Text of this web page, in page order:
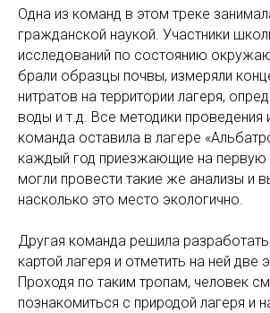
Одна из команд в этом треке
гражданской наукой. Участники
исследований по состоянию
брали образцы почвы, измеряли
нитратов на территории лагеря,
воды и т.д. Все методики проведения
команда оставила в лагере
каждый год приезжающие на первую
могли провести такие же анализы и
насколько это место экологично.
Другая команда решила
картой лагеря и отметить на ней две
Проходя по таким тропам, человек
познакомиться с природой лагеря и